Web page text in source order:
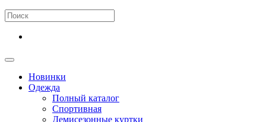
Новинки
Одежда
Полный каталог
Спортивная
Демисезонные куртки